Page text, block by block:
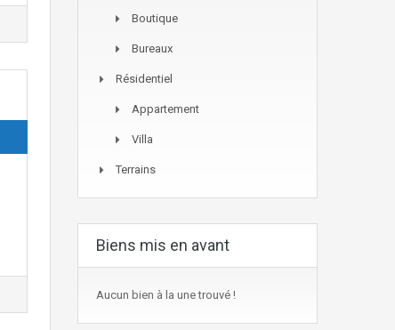
Boutique
Bureaux
Résidentiel
Appartement
Villa
Terrains
Biens mis en avant
Aucun bien à la une trouvé !